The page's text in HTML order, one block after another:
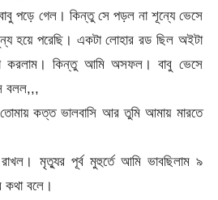
পড়ে গেল। কিন্তু সে পড়ল না শূন্যে ভেসে
হয়ে পরেছি। একটা লোহার রড ছিল অইটা
করলাম। কিন্তু আমি অসফল। বাবু ভেসে
বলল,,,
কত্ত ভালবাসি আর তুমি আমায় মারতে
মৃত্যুর পূর্ব মুহুর্তে আমি ভাবছিলাম ৯
কথা বলে।